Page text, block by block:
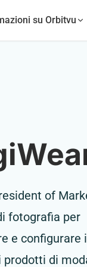
su Orbitvu
of
fotografia per
e configurare
prodotti di